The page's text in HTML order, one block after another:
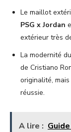
Le maillot
PSG x Jordan
extérieur très
La modernité
de Cristiano
originalité,
réussie.
A lire :